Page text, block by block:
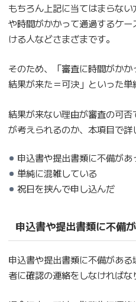
もちろん上記に当てはまらな
や時間がかかって通過するケ
ける人などさまざまです。
そのため、「審査に時間がか
結果が来た＝可決」といった単
結果が来ない理由が審査の可
が考えられるのか、本項目で詳
申込書や提出書類に不備があ
単純に混雑している
祝日を挟んで申し込んだ
申込書や提出書類に不備
申込書や提出書類に不備があ
者に確認の連絡をしなければな